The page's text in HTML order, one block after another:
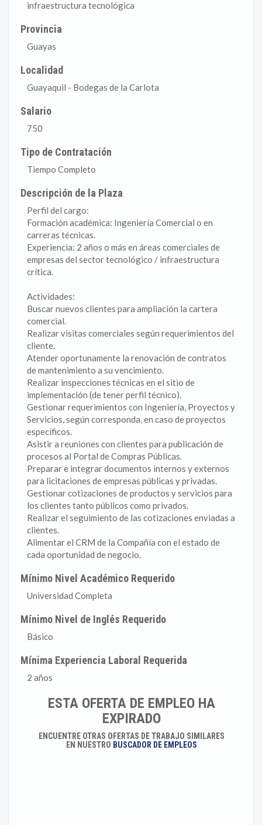
infraestructura tecnológica
Provincia
Guayas
Localidad
Guayaquil - Bodegas de la Carlota
Salario
750
Tipo de Contratación
Tiempo Completo
Descripción de la Plaza
Perfil del cargo:
Formación académica: Ingeniería Comercial o en
carreras técnicas.
Experiencia: 2 años o más en áreas comerciales de
empresas del sector tecnológico / infraestructura
crítica.
Actividades:
Buscar nuevos clientes para ampliación la cartera
comercial.
Realizar visitas comerciales según requerimientos del
cliente.
Atender oportunamente la renovación de contratos
de mantenimiento a su vencimiento.
Realizar inspecciones técnicas en el sitio de
implementación (de tener perfil técnico).
Gestionar requerimientos con Ingeniería, Proyectos y
Servicios, según corresponda, en caso de proyectos
específicos.
Asistir a reuniones con clientes para publicación de
procesos al Portal de Compras Públicas.
Preparar e integrar documentos internos y externos
para licitaciones de empresas públicas y privadas.
Gestionar cotizaciones de productos y servicios para
los clientes tanto públicos como privados.
Realizar el seguimiento de las cotizaciones enviadas a
clientes.
Alimentar el CRM de la Compañía con el estado de
cada oportunidad de negocio.
Mínimo Nivel Académico Requerido
Universidad Completa
Mínimo Nivel de Inglés Requerido
Básico
Mínima Experiencia Laboral Requerida
2 años
ESTA OFERTA DE EMPLEO HA
EXPIRADO
ENCUENTRE OTRAS OFERTAS DE TRABAJO SIMILARES
EN NUESTRO BUSCADOR DE EMPLEOS